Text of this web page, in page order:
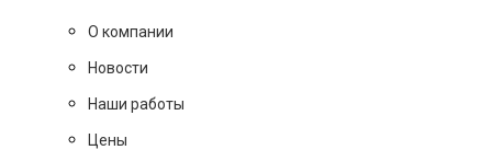
О компании
Новости
Наши работы
Цены